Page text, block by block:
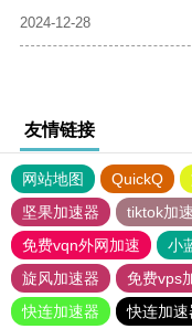
2024-12-28
友情链接
网站地图 QuickQ
坚果加速器
tiktok加
免费vqn外网加速
小
旋风加速器
免费vps
快连加速器
快连加速